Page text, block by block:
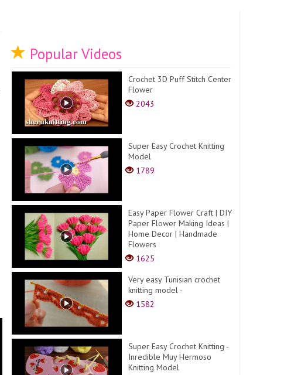
Popular Videos
Crochet 3D Puff Stitch Center
Flower
2043
Super Easy Crochet Knitting
Model
1789
Easy Paper Flower Craft | DIY
Paper Flower Making Ideas |
Home Decor | Handmade
Flowers
1625
Very easy Tunisian crochet
knitting model -
1582
Super Easy Crochet Knitting -
Inredible Muy Hermoso
Knitting Model